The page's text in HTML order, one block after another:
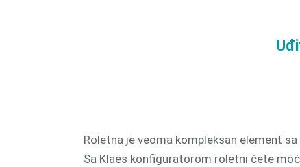
Roletna je veoma kompleksan element
Sa Klaes konfiguratorom roletni ćete